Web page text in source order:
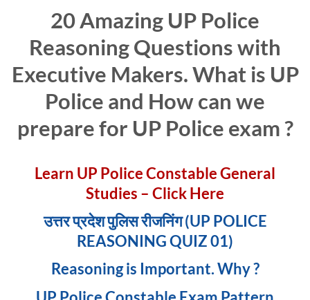
20 Amazing UP Police
Reasoning Questions with
Executive Makers. What is UP
Police and How can we
prepare for UP Police exam ?
Learn UP Police Constable General
Studies – Click Here
उत्तर प्रदेश पुलिस रीजनिंग (UP POLICE
REASONING QUIZ 01)
Reasoning is Important. Why ?